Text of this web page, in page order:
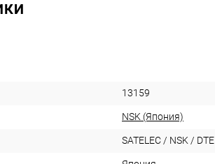
13159
NSK (Япония)
SATELEC / NSK / DTE